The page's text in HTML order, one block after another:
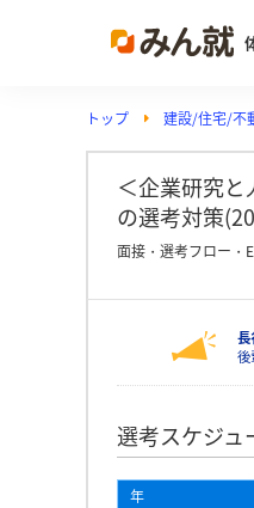
トップ 建設/住宅/不
＜企業研究
の選考対策
面接・選考フロー・
長
後
選考スケジュ
年